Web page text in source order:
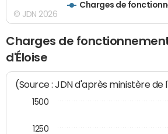
Charges de
© JDN 2026
Charges de
d'Éloise
(Source : JDN d'après ministère de
1250
1500